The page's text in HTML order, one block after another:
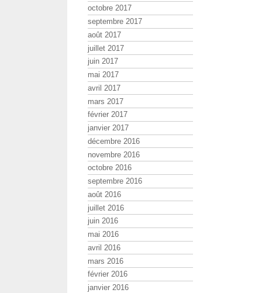
octobre 2017
septembre 2017
août 2017
juillet 2017
juin 2017
mai 2017
avril 2017
mars 2017
février 2017
janvier 2017
décembre 2016
novembre 2016
octobre 2016
septembre 2016
août 2016
juillet 2016
juin 2016
mai 2016
avril 2016
mars 2016
février 2016
janvier 2016